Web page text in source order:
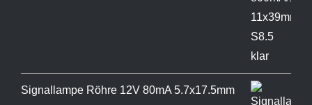
Signallampe Röhre 12V 80mA 5.7x17.5mm